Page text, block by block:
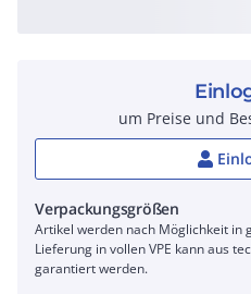
um Preise und
Verpackungsgrößen
Artikel werden nach Möglichkeit in
Lieferung in vollen VPE kann aus
garantiert werden.